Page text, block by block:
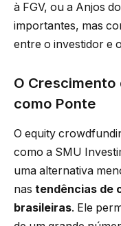
à FGV, ou a Anjos
importantes, mas
entre o investidor e
O
como Ponte
O equity
como a SMU
uma alternativa
nas tendências de
brasileiras. Ele